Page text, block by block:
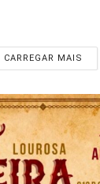
CARREGAR MAIS